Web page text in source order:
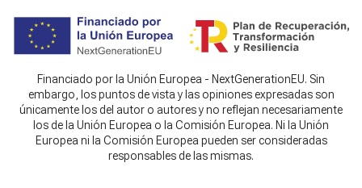
Financiado por la Unión Europea - NextGenerationEU. Sin
embargo, los puntos de vista y las opiniones expresadas son
únicamente los del autor o autores y no reflejan necesariamente
los de la Unión Europea o la Comisión Europea. Ni la Unión
Europea ni la Comisión Europea pueden ser consideradas
responsables de las mismas.